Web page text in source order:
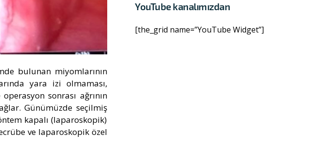
bulunan miyomlarının
yara izi olmaması,
sonrası ağrının
Günümüzde seçilmiş
kapalı (laparoskopik)
ve laparoskopik özel
YouTube kanalımızdan
[the_grid name=”YouTube Widget”]